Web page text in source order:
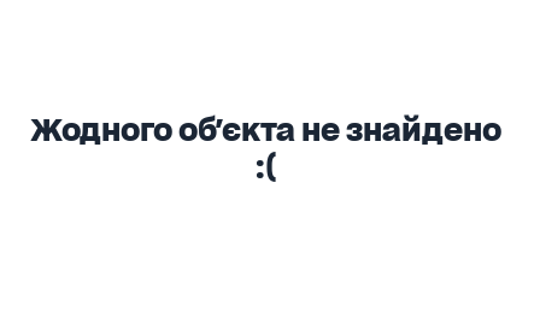
Жодного об'єкта не знайдено
:(